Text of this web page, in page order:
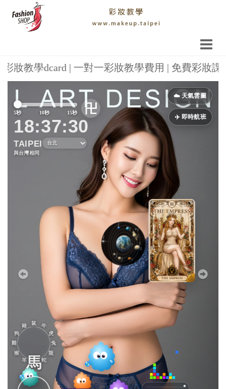
教學dcard | 一對一彩妝教學費用 | 免費彩妝
☁️ 天氣雲圖
✈️ 即時航班
5秒 10秒 15秒 卍
18:37:31
TAIPEI
與台灣相同
鼠
牛
虎
兔
龍
蛇
馬
羊
猴
雞
狗
豬
Previous Next